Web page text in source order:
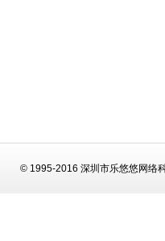
© 1995-2016 深圳市乐悠悠网络